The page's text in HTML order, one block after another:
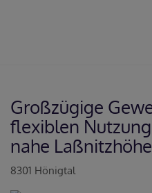
Großzügige
flexiblen
nahe Laßnitzhöhe
8301 Hönigtal